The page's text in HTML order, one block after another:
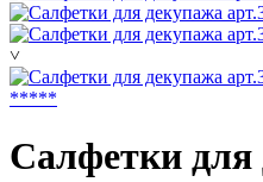
˅
*****
Салфетки для